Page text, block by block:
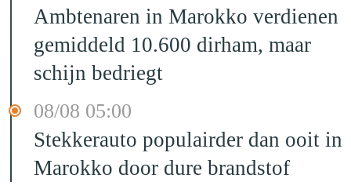
Ambtenaren in Marokko verdienen
gemiddeld 10.600 dirham, maar
schijn bedriegt
08/08 05:00
Stekkerauto populairder dan ooit in
Marokko door dure brandstof